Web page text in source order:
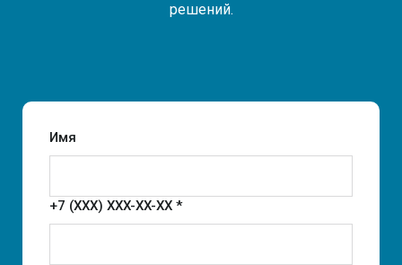
решений.
Имя
+7 (XXX) XXX-XX-XX *